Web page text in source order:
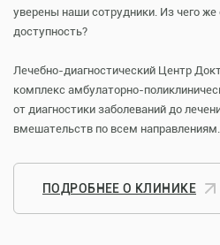
уверены наши сотрудники. Из чего
доступность?
Лечебно-диагностический Центр
комплекс амбулаторно-
от диагностики заболеваний до
вмешательств по всем направлениям.
ПОДРОБНЕЕ О КЛИНИКЕ